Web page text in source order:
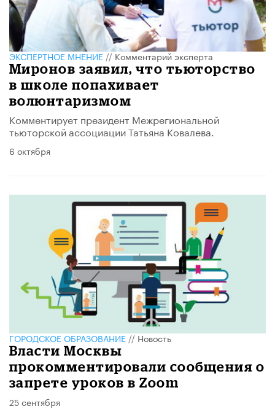
ЭКСПЕРТНОЕ МНЕНИЕ//Комментарий эксперта
Миронов заявил, что тьюторство
в школе попахивает
волюнтаризмом
Комментирует президент Межрегиональной
тьюторской ассоциации Татьяна Ковалева.
6 октября
ГОРОДСКОЕ ОБРАЗОВАНИЕ//Новость
Власти Москвы
прокомментировали сообщения о
запрете уроков в Zoom
25 сентября